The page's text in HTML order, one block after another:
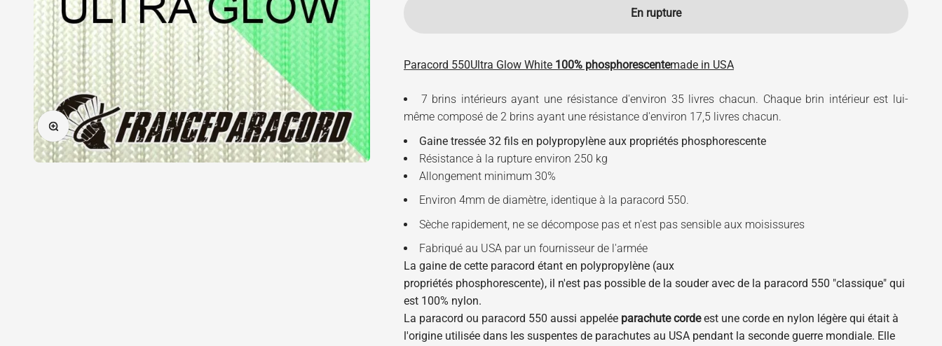
Zoomer sur l'image
En rupture
Paracord 550Ultra Glow White 100% phosphorescentemade in USA
7 brins intérieurs ayant une résistance d'environ 35 livres chacun. Chaque brin intérieur est lui-
même composé de 2 brins ayant une résistance d'environ 17,5 livres chacun.
Gaine tressée 32 fils en polypropylène aux propriétés phosphorescente
Résistance à la rupture environ 250 kg
Allongement minimum 30%
Environ 4mm de diamètre, identique à la paracord 550.
Sèche rapidement, ne se décompose pas et n'est pas sensible aux moisissures
Fabriqué au USA par un fournisseur de l'armée
La gaine de cette paracord étant en polypropylène (aux
propriétés phosphorescente), il n'est pas possible de la souder avec de la paracord 550 "classique" qui
est 100% nylon.
La paracord ou paracord 550 aussi appelée parachute cordeest une corde en nylon légère qui était à
l'origine utilisée dans les suspentes de parachutes au USA pendant la seconde guerre mondiale. Elle